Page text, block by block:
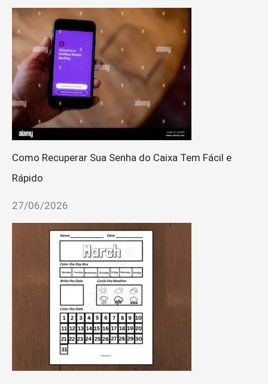
Como Recuperar Sua Senha do Caixa Tem Fácil e
Rápido
27/06/2026